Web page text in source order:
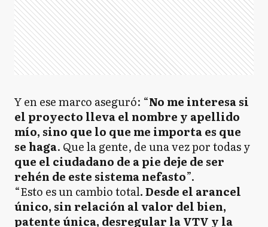
Y en ese marco aseguró: “No me interesa si
el proyecto lleva el nombre y apellido
mío, sino que lo que me importa es que
se haga. Que la gente, de una vez por todas y
que el ciudadano de a pie deje de ser
rehén de este sistema nefasto”.
“Esto es un cambio total. Desde el arancel
único, sin relación al valor del bien,
patente única, desregular la VTV y la